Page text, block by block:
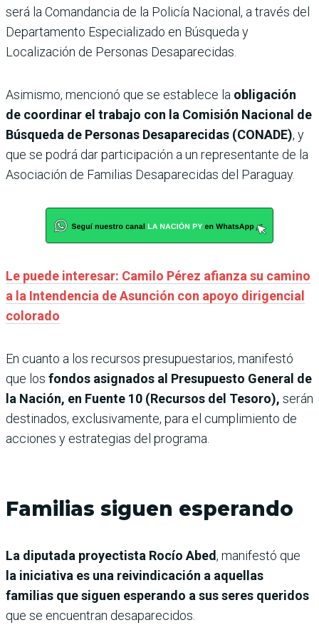
será la Comandancia de la Policía Nacional, a través del
Departamento Especializado en Búsqueda y
Localización de Personas Desaparecidas.
Asimismo, mencionó que se establece la obligación
de coordinar el trabajo con la Comisión Nacional de
Búsqueda de Personas Desaparecidas (CONADE), y
que se podrá dar participación a un representante de la
Asociación de Familias Desaparecidas del Paraguay.
Le puede interesar: Camilo Pérez afianza su camino
a la Intendencia de Asunción con apoyo dirigencial
colorado
En cuanto a los recursos presupuestarios, manifestó
que los fondos asignados al Presupuesto General de
la Nación, en Fuente 10 (Recursos del Tesoro), serán
destinados, exclusivamente, para el cumplimiento de
acciones y estrategias del programa.
Familias siguen esperando
La diputada proyectista Rocío Abed, manifestó que
la iniciativa es una reivindicación a aquellas
familias que siguen esperando a sus seres queridos
que se encuentran desaparecidos.